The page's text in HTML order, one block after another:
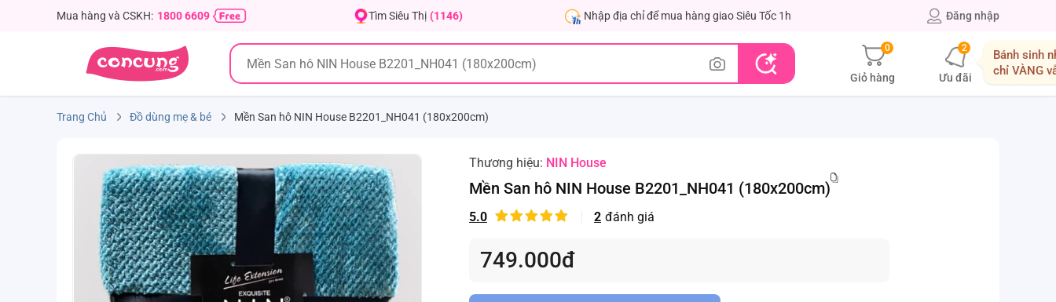
Mua hàng và CSKH: 1800 6609 Tìm Siêu Thị (1146) Nhập địa chỉ để mua hàng giao Siêu Tốc 1h Đăng nhập
0
Giỏ hàng
2
Ưu đãi
Bánh sinh
chỉ VÀNG
Trang Chủ Đồ dùng mẹ & bé Mền San hô NIN House B2201_NH041 (180x200cm)
Thương hiệu: NIN House
Mền San hô NIN House B2201_NH041 (180x200cm)
5.0 2 đánh giá
749.000đ